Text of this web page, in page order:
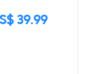
39.99